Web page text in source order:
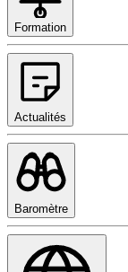
Formation
Actualités
Baromètre